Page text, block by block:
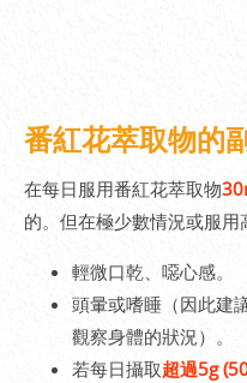
番紅花萃取物的
在每日服用番紅花萃取物
的。但在極少數情況或服用
輕微口乾、噁心感。
頭暈或嗜睡（因此建
觀察身體的狀況）。
若每日攝取超過5g